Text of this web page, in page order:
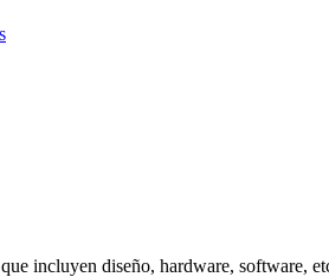
incluyen diseño, hardware, software,